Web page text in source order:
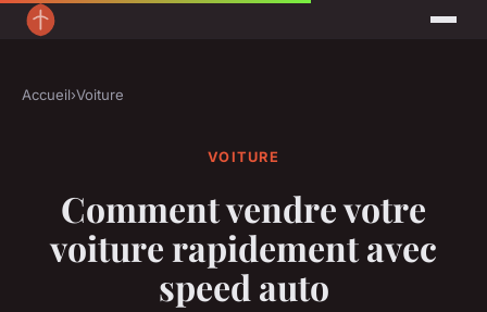
Accueil›Voiture
VOITURE
Comment vendre votre
voiture rapidement avec
speed auto